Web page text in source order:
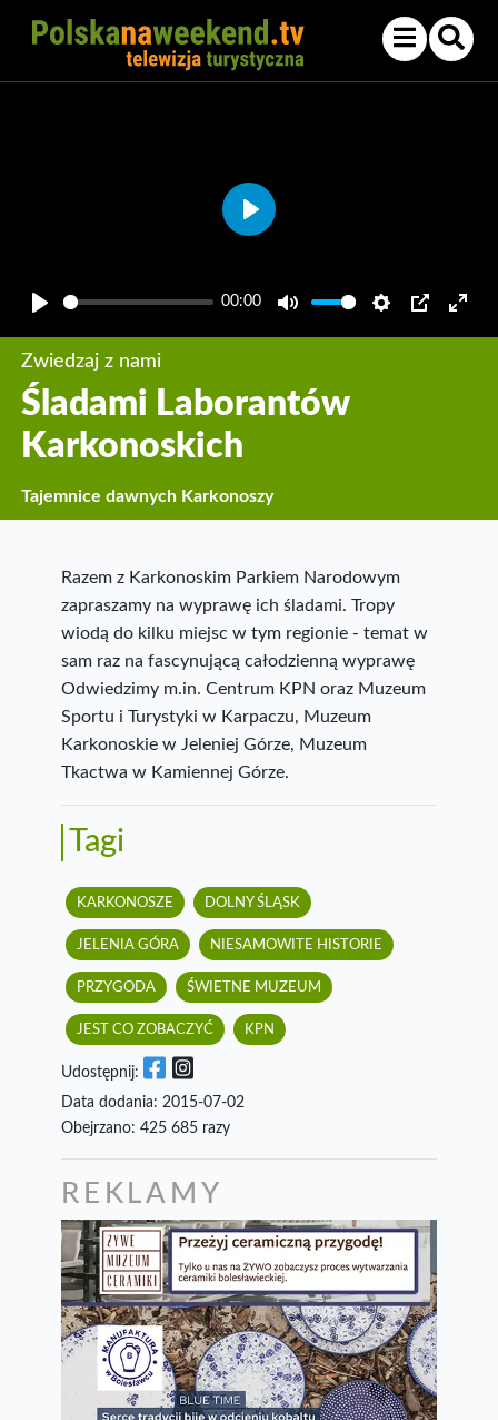
00:00
Play
Zwiedzaj z nami
Śladami Laborantów
Karkonoskich
Tajemnice dawnych Karkonoszy
Razem z Karkonoskim Parkiem Narodowym
zapraszamy na wyprawę ich śladami. Tropy
wiodą do kilku miejsc w tym regionie - temat w
sam raz na fascynującą całodzienną wyprawę
Odwiedzimy m.in. Centrum KPN oraz Muzeum
Sportu i Turystyki w Karpaczu, Muzeum
Karkonoskie w Jeleniej Górze, Muzeum
Tkactwa w Kamiennej Górze.
Tagi
KARKONOSZE DOLNY ŚLĄSK
JELENIA GÓRA NIESAMOWITE HISTORIE
PRZYGODA ŚWIETNE MUZEUM
JEST CO ZOBACZYĆ KPN
Udostępnij:
Data dodania: 2015-07-02
Obejrzano: 425 685 razy
REKLAMY